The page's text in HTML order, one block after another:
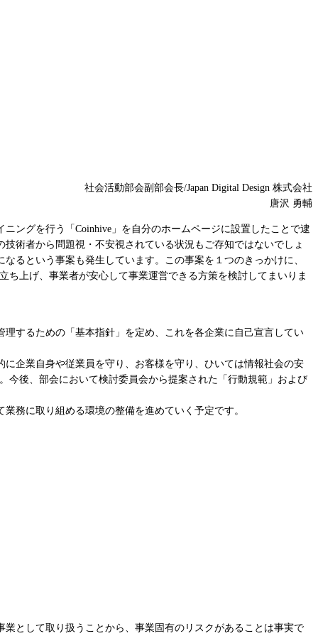
社会活動部会副部会長/Japan Digital Design 株式会社
唐沢 勇輔
ングを行う「Coinhive」を自分のホームページに設置したことで逮
術者から問題視・不安視されている状況もご存知ではないでしょ
るという事案も発生しています。この事案を１つのきっかけに、
ち上げ、事業者が安心して事業運営できる方策を検討してまいりま
するための「基本指針」を定め、これを各企業に自己宣言してい
企業自身や従業員を守り、お客様を守り、ひいては情報社会の安
今後、部会において検討委員会から提案された「行動規範」および
務に取り組める環境の整備を進めていく予定です。
として取り扱うことから、事業固有のリスクがあることは事実で